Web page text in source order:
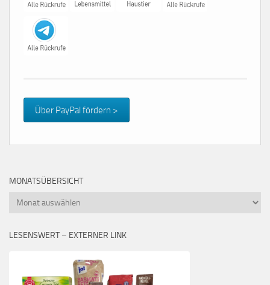
Über PayPal fördern >
MONATSÜBERSICHT
Monatsübersicht
LESENSWERT – EXTERNER LINK